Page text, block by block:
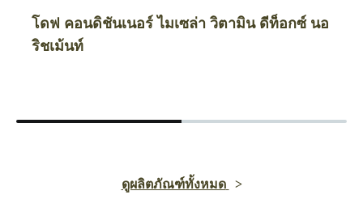
โดฟ คอนดิชันเนอร์ ไมเซล่า วิตามิน ดีท็อกซ์ นอ
ริชเม้นท์
ดูผลิตภัณฑ์ทั้งหมด